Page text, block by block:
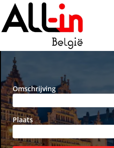
Omschrijving
Plaats